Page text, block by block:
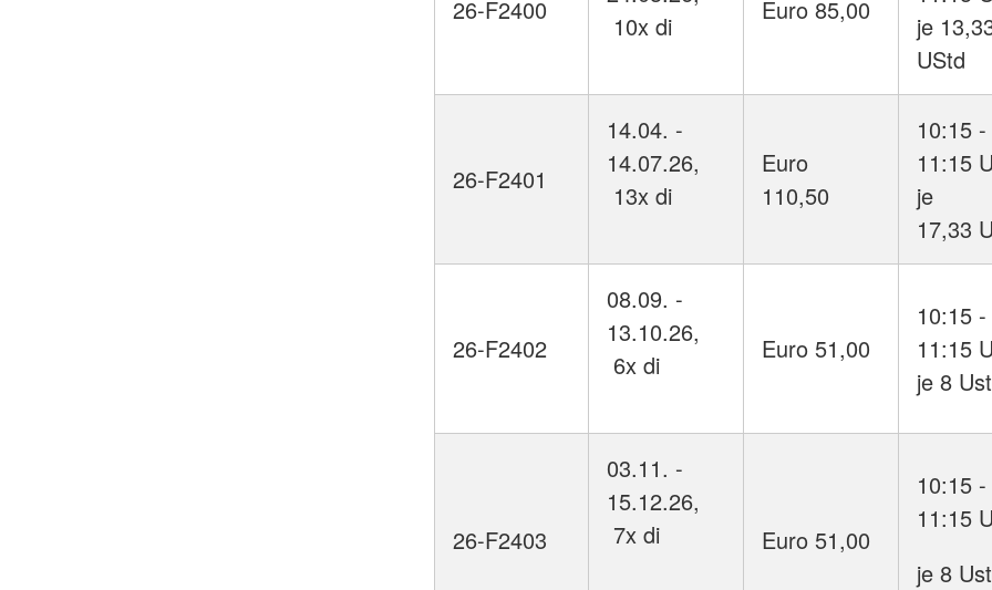
26-F2400
10x di
Euro 85,00
je
UStd
26-F2401
14.04. -
14.07.26,
13x di
Euro
110,50
10:15 -
11:15
je
17,33
26-F2402
08.09. -
13.10.26,
6x di
Euro 51,00
10:15 -
11:15
je 8
26-F2403
03.11. -
15.12.26,
7x di
Euro 51,00
10:15 -
11:15
je 8